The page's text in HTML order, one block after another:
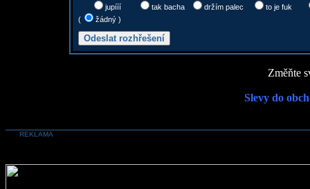
jupííí tak bacha držím palec
to je fuk
(
žádný )
Změňte
Slevy do
REKLAMA